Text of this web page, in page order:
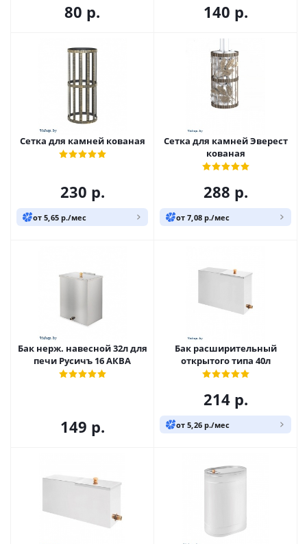
80 р. 140 р.
Сетка для камней кованая
230 р.
от 5,65 р./мес
Сетка для камней Эверест
кованая
288 р.
от 7,08 р./мес
Бак нерж. навесной 32л для
печи Русичъ 16 АКВА
149 р.
Бак расширительный
открытого типа 40л
214р.
от 5,26 р./мес